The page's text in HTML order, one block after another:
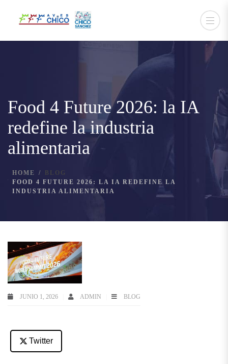
Food 4 Future 2026: la IA
redefine la industria
alimentaria
HOME
BLOG
FOOD 4 FUTURE 2026: LA IA REDEFINE LA
INDUSTRIA ALIMENTARIA
JUNIO 1, 2026 ADMIN BLOG
Twitter